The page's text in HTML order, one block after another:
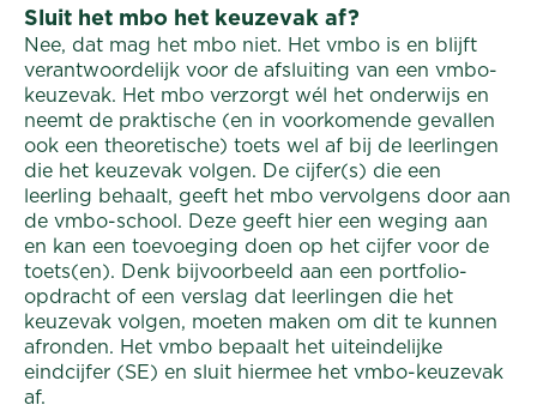
Sluit het mbo het keuzevak af?
Nee, dat mag het mbo niet. Het vmbo is en blijft
verantwoordelijk voor de afsluiting van een vmbo-
keuzevak. Het mbo verzorgt wél het onderwijs en
neemt de praktische (en in voorkomende gevallen
ook een theoretische) toets wel af bij de leerlingen
die het keuzevak volgen. De cijfer(s) die een
leerling behaalt, geeft het mbo vervolgens door aan
de vmbo-school. Deze geeft hier een weging aan
en kan een toevoeging doen op het cijfer voor de
toets(en). Denk bijvoorbeeld aan een portfolio-
opdracht of een verslag dat leerlingen die het
keuzevak volgen, moeten maken om dit te kunnen
afronden. Het vmbo bepaalt het uiteindelijke
eindcijfer (SE) en sluit hiermee het vmbo-keuzevak
af.